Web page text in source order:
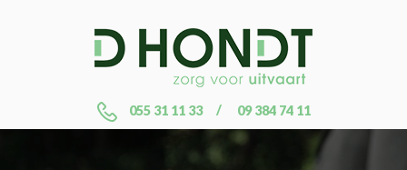
055 31 11 33 09 384 74 11